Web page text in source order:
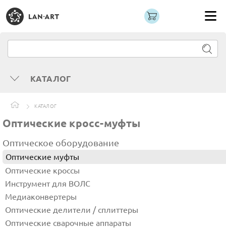
КАТАЛОГ
КАТАЛОГ
Оптические кросс-муфты
Оптическое оборудование
Оптические муфты
Оптические кроссы
Инструмент для ВОЛС
Медиаконвертеры
Оптические делители / сплиттеры
Оптические сварочные аппараты